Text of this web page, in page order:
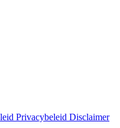
Privacybeleid Disclaimer